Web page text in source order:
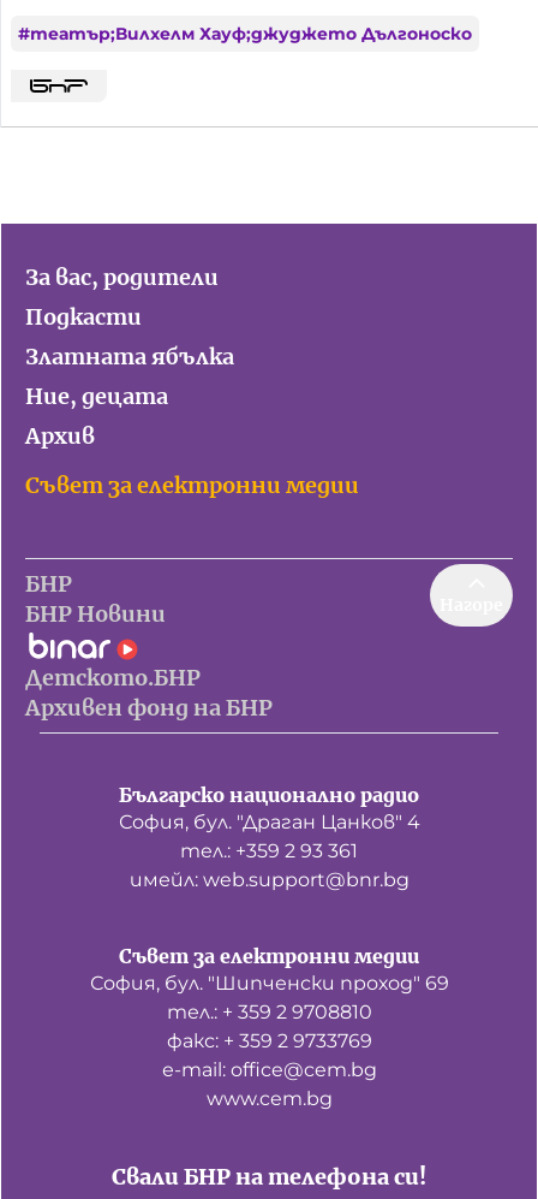
#театър;Вилхелм Хауф;джуджето Дългоноско
За вас, родители
Подкасти
Златната ябълка
Ние, децата
Архив
Съвет за електронни медии
БНР
БНР Новини
Детското.БНР
Архивен фонд на БНР
Българско национално радио
София, бул. "Драган Цанков" 4
тел.: +359 2 93 361
имейл: web.support@bnr.bg
Свали БНР на телефона си!
Съвет за електронни медии
София, бул. "Шипченски проход" 69
тел.: + 359 2 9708810
факс: + 359 2 9733769
е-mail: office@cem.bg
www.cem.bg